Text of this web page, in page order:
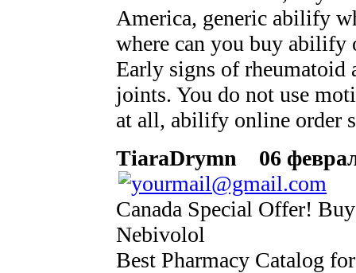
America, generic abilify
where can you buy abilify
Early signs of rheumatoid
joints. You do not use
at all, abilify online order
TiaraDrymn
06
Canada Special Offer!
Nebivolol
Best Pharmacy Catalog